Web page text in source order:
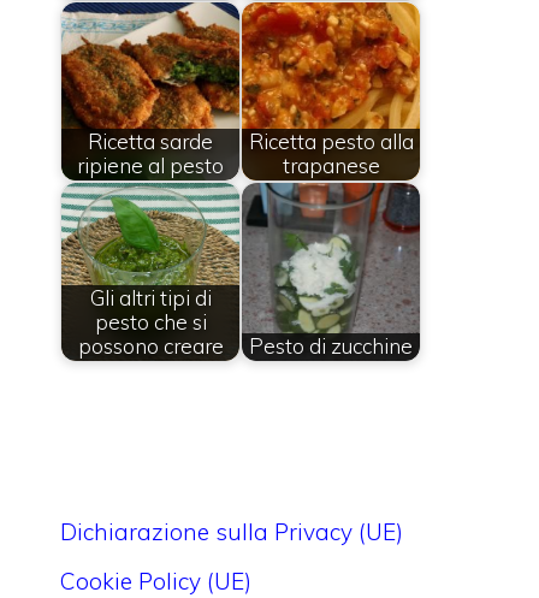
Ricetta sarde
ripiene al pesto
Ricetta pesto alla
trapanese
Gli altri tipi di
pesto che si
possono creare
Pesto di zucchine
Dichiarazione sulla Privacy (UE)
Cookie Policy (UE)